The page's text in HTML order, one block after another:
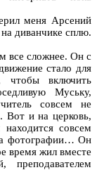
меня Арсений
диванчике сплю.
все сложнее. Он с
стало для
включить
Муську,
совсем не
Вот и на церковь,
совсем
фотографии… Он
время жил вместе